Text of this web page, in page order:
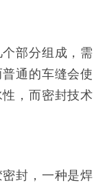
部分组成，需
通的车缝会使
，而密封技术
封，一种是焊